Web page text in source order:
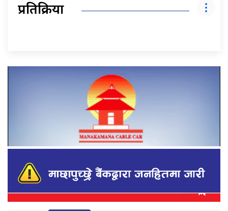
प्रतिक्रिया